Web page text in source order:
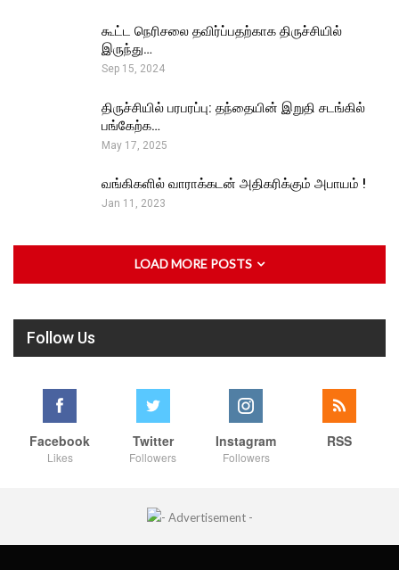
கூட்ட நெரிசலை தவிர்ப்பதற்காக திருச்சியில்
இருந்து…
Sep 15, 2024
திருச்சியில் பரபரப்பு: தந்தையின் இறுதி சடங்கில்
பங்கேற்க…
May 17, 2025
வங்கிகளில் வாராக்கடன் அதிகரிக்கும் அபாயம் !
Jan 11, 2023
LOAD MORE POSTS
Follow Us
Facebook
Likes
Twitter
Followers
Instagram
Followers
RSS